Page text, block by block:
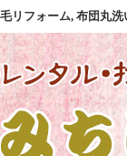
リフォーム, 布団丸